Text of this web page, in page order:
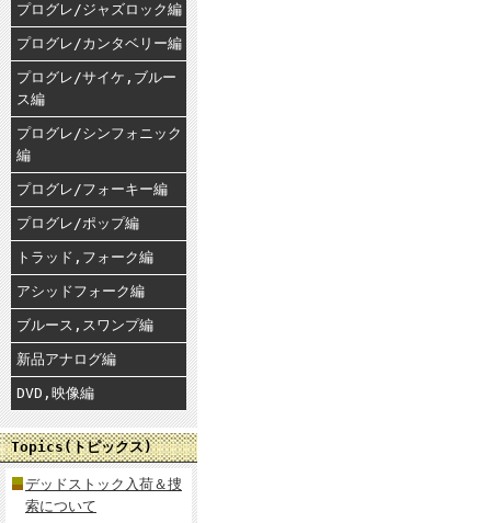
プログレ/ジャズロック編
プログレ/カンタベリー編
プログレ/サイケ,ブルー
ス編
プログレ/シンフォニック
編
プログレ/フォーキー編
プログレ/ポップ編
トラッド,フォーク編
アシッドフォーク編
ブルース,スワンプ編
新品アナログ編
DVD,映像編
Topics(トピックス)
デッドストック入荷＆捜
索について